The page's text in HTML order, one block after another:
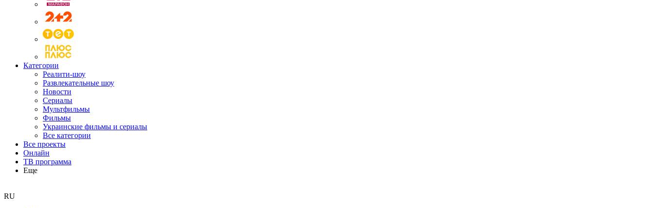
Категории
Реалити-шоу
Развлекательные шоу
Новости
Сериалы
Мультфильмы
Фильмы
Украинские фильмы и сериалы
Все категории
Все проекты
Онлайн
ТВ программа
Еще
RU